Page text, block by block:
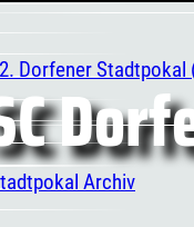
Dorfener Stadtpokal
Archiv